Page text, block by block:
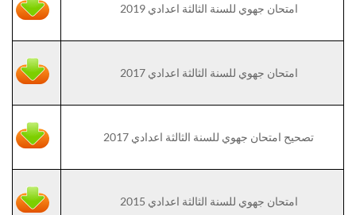
امتحان جهوي للسنة الثالثة اعدادي 2019
امتحان جهوي للسنة الثالثة اعدادي 2017
تصحيح امتحان جهوي للسنة الثالثة اعدادي 2017
امتحان جهوي للسنة الثالثة اعدادي 2015